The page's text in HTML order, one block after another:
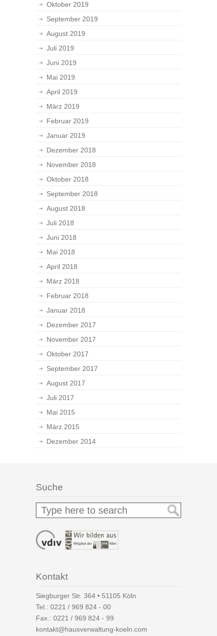
Oktober 2019
September 2019
August 2019
Juli 2019
Juni 2019
Mai 2019
April 2019
März 2019
Februar 2019
Januar 2019
Dezember 2018
November 2018
Oktober 2018
September 2018
August 2018
Juli 2018
Juni 2018
Mai 2018
April 2018
März 2018
Februar 2018
Januar 2018
Dezember 2017
November 2017
Oktober 2017
September 2017
August 2017
Juli 2017
Mai 2015
März 2015
Dezember 2014
Suche
Kontakt
Siegburger Str. 364 • 51105 Köln
Tel.: 0221 / 969 824 - 00
Fax.: 0221 / 969 824 - 99
kontakt@hausverwaltung-koeln.com